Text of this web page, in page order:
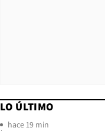
LO ÚLTIMO
hace 19 min